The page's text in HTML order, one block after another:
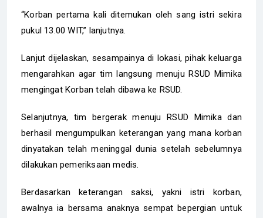
“Korban pertama kali ditemukan oleh sang istri sekira
pukul 13.00 WIT,” lanjutnya.
‎Lanjut dijelaskan, sesampainya di lokasi, pihak keluarga
mengarahkan agar tim langsung menuju RSUD Mimika
mengingat Korban telah dibawa ke RSUD.
‎Selanjutnya, tim bergerak menuju RSUD Mimika dan
berhasil mengumpulkan keterangan yang mana korban
dinyatakan telah meninggal dunia setelah sebelumnya
dilakukan pemeriksaan medis.
‎Berdasarkan keterangan saksi, yakni istri korban,
awalnya ia bersama anaknya sempat bepergian untuk